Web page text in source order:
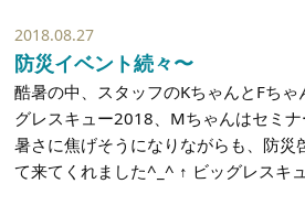
2018.08.27
防災イベント続々〜
酷暑の中、スタッフのKちゃんとFち
グレスキュー2018、Mちゃんはセミナ
暑さに焦げそうになりながらも、防災
て来てくれました^_^ ↑ ビッグレスキ